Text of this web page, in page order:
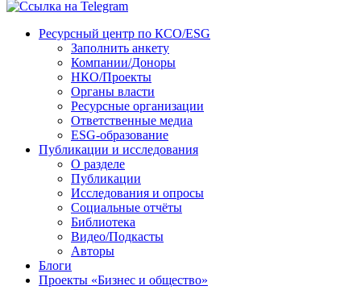
Перейти
содержимому
Ресурсный центр по КСО/ESG
Заполнить анкету
Компании/Доноры
НКО/Проекты
Органы власти
Ресурсные организации
Ответственные медиа
ESG-образование
Публикации и исследования
О разделе
Публикации
Исследования и опросы
Социальные отчёты
Библиотека
Видео/Подкасты
Авторы
Блоги
Проекты «Бизнес и общество»